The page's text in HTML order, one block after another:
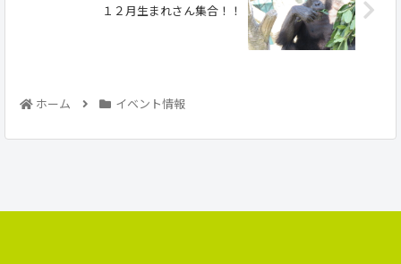
１２月生まれさん集合！！
ホーム イベント情報